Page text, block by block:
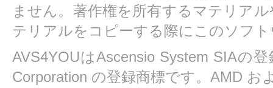
ません。著作権を所有するマテリア
テリアルをコピーする際にこのソフ
AVS4YOUはAscensio System SIAの
Corporation の登録商標です。AMD お